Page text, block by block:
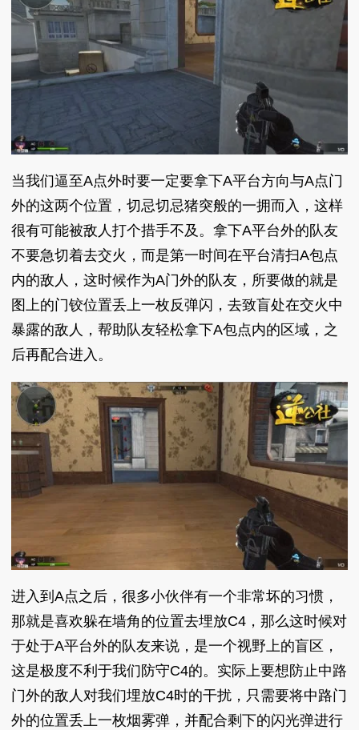
当我们逼至A点外时要一定要拿下A平台方向与A点门
外的这两个位置，切忌切忌猪突般的一拥而入，这样
很有可能被敌人打个措手不及。拿下A平台外的队友
不要急切着去交火，而是第一时间在平台清扫A包点
内的敌人，这时候作为A门外的队友，所要做的就是
图上的门铰位置丢上一枚反弹闪，去致盲处在交火中
暴露的敌人，帮助队友轻松拿下A包点内的区域，之
后再配合进入。
进入到A点之后，很多小伙伴有一个非常坏的习惯，
那就是喜欢躲在墙角的位置去埋放C4，那么这时候对
于处于A平台外的队友来说，是一个视野上的盲区，
这是极度不利于我们防守C4的。实际上要想防止中路
门外的敌人对我们埋放C4时的干扰，只需要将中路门
外的位置丢上一枚烟雾弹，并配合剩下的闪光弹进行